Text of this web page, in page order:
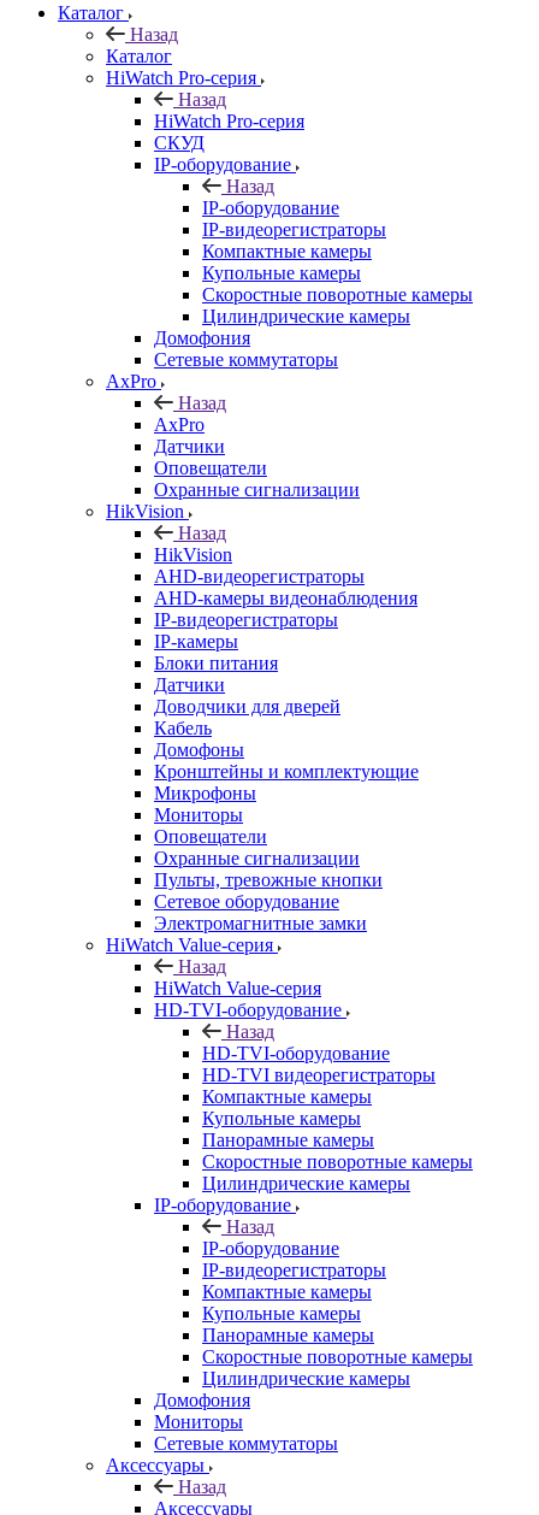
Каталог
Назад
Каталог
HiWatch Pro-серия
Назад
HiWatch Pro-серия
CКУД
IP-оборудование
Назад
IP-оборудование
IP-видеорегистраторы
Компактные камеры
Купольные камеры
Скоростные поворотные камеры
Цилиндрические камеры
Домофония
Сетевые коммутаторы
AxPro
Назад
AxPro
Датчики
Оповещатели
Охранные сигнализации
HikVision
Назад
HikVision
AHD-видеорегистраторы
AHD-камеры видеонаблюдения
IP-видеорегистраторы
IP-камеры
Блоки питания
Датчики
Доводчики для дверей
Кабель
Домофоны
Кронштейны и комплектующие
Микрофоны
Мониторы
Оповещатели
Охранные сигнализации
Пульты, тревожные кнопки
Сетевое оборудование
Электромагнитные замки
HiWatch Value-серия
Назад
HiWatch Value-серия
HD-TVI-оборудование
Назад
HD-TVI-оборудование
HD-TVI видеорегистраторы
Компактные камеры
Купольные камеры
Панорамные камеры
Скоростные поворотные камеры
Цилиндрические камеры
IP-оборудование
Назад
IP-оборудование
IP-видеорегистраторы
Компактные камеры
Купольные камеры
Панорамные камеры
Скоростные поворотные камеры
Цилиндрические камеры
Домофония
Мониторы
Сетевые коммутаторы
Аксессуары
Назад
Аксессуары